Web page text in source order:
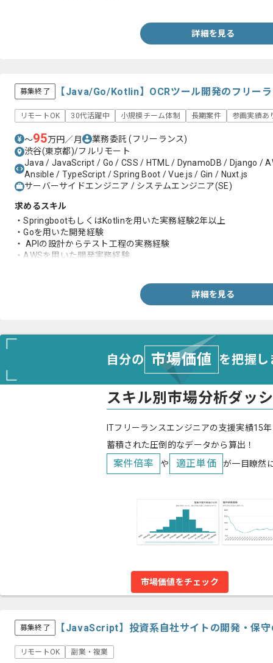
③Nuxt.js(サーバーサイドレンダリング)
④Webサイトでの表示高速化の経験
詳細を見る
募集終了 【Java/Go/Kotlin】OCRツール開発のフリー
リモートOK 30代活躍中 小規模チーム体制 長期案件 参画実績あ
〜95万円／月 業務委託(フリーランス)
渋谷(東京都)/フルリモート
Java / JavaScript / Go / CSS / HTML / DynamoDB / Django /
Ansible / TypeScript / Spring Boot / Vue.js / Gin / Nuxt.js
サーバーサイドエンジニア / システムエンジニア(SE)
求めるスキル
・SpringbootもしくはKotlinを用いた実務経験2年以上
・Goを用いた開発経験
・ APIの設計からテスト工程の実務経験
・AWSを用いた開発実務経験
詳細を見る
自分の 市場価値 を把握
スキル別市場分析ダッ
ITフリーランスエンジニアの支援実績15
蓄積された圧倒的なデータから算出！
案件倍率 や 適正単価 が一目瞭然
市場価値をチェック
募集終了 【JavaScript】投資系自社サイトの開発・保
リモートOK 副業・複業